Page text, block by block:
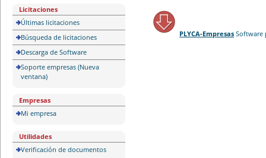
Licitaciones
Últimas licitaciones
Búsqueda de licitaciones
Descarga de Software
Soporte empresas (Nueva
ventana)
Empresas
Mi empresa
Utilidades
Verificación de documentos
PLYCA-Empresas Software